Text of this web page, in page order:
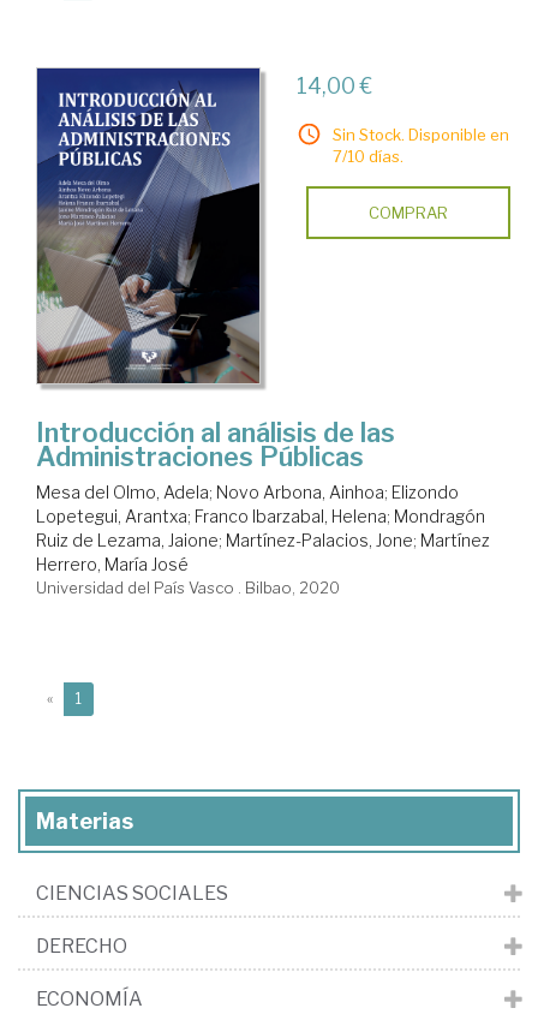
14,00 €
Sin Stock. Disponible en
7/10 días.
COMPRAR
Introducción al análisis de las
Administraciones Públicas
Mesa del Olmo, Adela; Novo Arbona, Ainhoa; Elizondo
Lopetegui, Arantxa; Franco Ibarzabal, Helena; Mondragón
Ruiz de Lezama, Jaione; Martínez-Palacios, Jone; Martínez
Herrero, María José
Universidad del País Vasco . Bilbao, 2020
« 1
Materias
CIENCIAS SOCIALES
DERECHO
ECONOMÍA